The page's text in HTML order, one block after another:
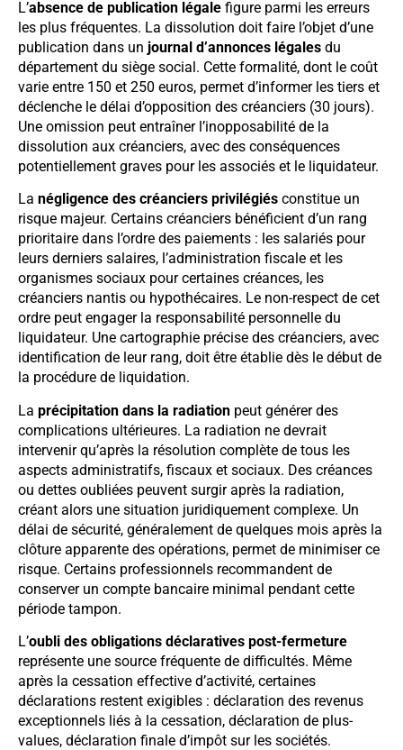
L’absence de publication légale figure parmi les erreurs
les plus fréquentes. La dissolution doit faire l’objet d’une
publication dans un journal d’annonces légales du
département du siège social. Cette formalité, dont le coût
varie entre 150 et 250 euros, permet d’informer les tiers et
déclenche le délai d’opposition des créanciers (30 jours).
Une omission peut entraîner l’inopposabilité de la
dissolution aux créanciers, avec des conséquences
potentiellement graves pour les associés et le liquidateur.
La négligence des créanciers privilégiés constitue un
risque majeur. Certains créanciers bénéficient d’un rang
prioritaire dans l’ordre des paiements : les salariés pour
leurs derniers salaires, l’administration fiscale et les
organismes sociaux pour certaines créances, les
créanciers nantis ou hypothécaires. Le non-respect de cet
ordre peut engager la responsabilité personnelle du
liquidateur. Une cartographie précise des créanciers, avec
identification de leur rang, doit être établie dès le début de
la procédure de liquidation.
La précipitation dans la radiation peut générer des
complications ultérieures. La radiation ne devrait
intervenir qu’après la résolution complète de tous les
aspects administratifs, fiscaux et sociaux. Des créances
ou dettes oubliées peuvent surgir après la radiation,
créant alors une situation juridiquement complexe. Un
délai de sécurité, généralement de quelques mois après la
clôture apparente des opérations, permet de minimiser ce
risque. Certains professionnels recommandent de
conserver un compte bancaire minimal pendant cette
période tampon.
L’oubli des obligations déclaratives post-fermeture
représente une source fréquente de difficultés. Même
après la cessation effective d’activité, certaines
déclarations restent exigibles : déclaration des revenus
exceptionnels liés à la cessation, déclaration de plus-
values, déclaration finale d’impôt sur les sociétés.